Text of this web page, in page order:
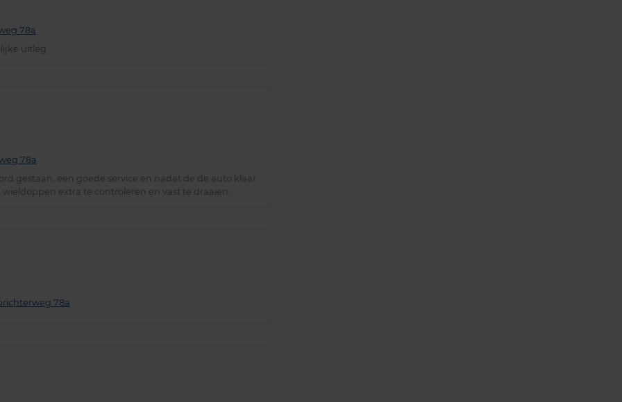
78a
uitleg
78a
gestaan, een goede service en nadat de de auto klaar
extra te controleren en vast te draaien.
78a